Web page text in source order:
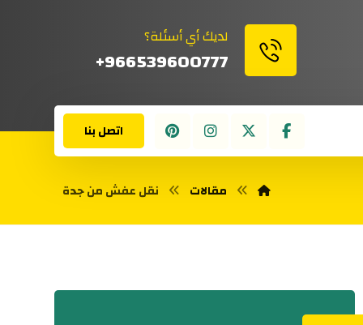
لديك أي أسئلة؟
966539600777+
اتصل بنا
مقالات نقل عفش من جدة